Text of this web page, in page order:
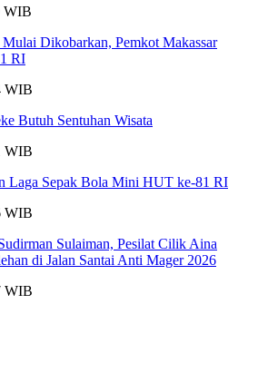
WIB
Mulai Dikobarkan, Pemkot Makassar
RI
WIB
Butuh Sentuhan Wisata
WIB
Laga Sepak Bola Mini HUT ke-81 RI
WIB
Sulaiman, Pesilat Cilik Aina
di Jalan Santai Anti Mager 2026
WIB